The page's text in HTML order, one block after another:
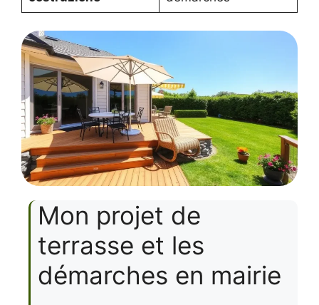
Mon projet de
terrasse et les
démarches en mairie